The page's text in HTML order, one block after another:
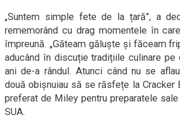
„Suntem simple fete de la țară”, a
rememorând cu drag momentele în
împreună. „Găteam găluște și făceam
aducând în discuție tradițiile culinare pe
ani de-a rândul. Atunci când nu se
două obișnuiau să se răsfețe la Cracker
preferat de Miley pentru preparatele
SUA.